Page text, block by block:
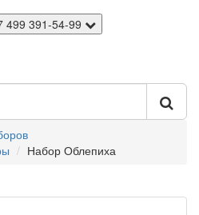
499 391-54-99
Набор Облепиха